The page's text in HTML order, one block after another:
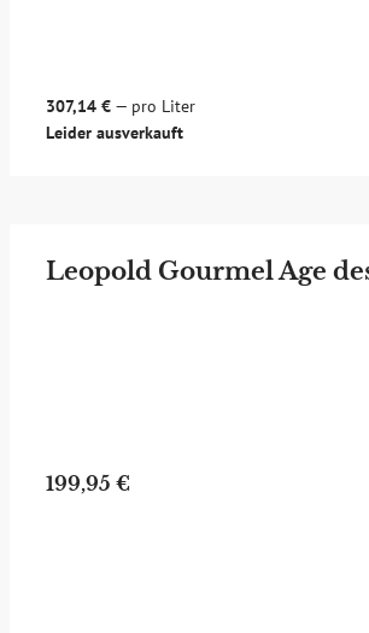
307,14 € — pro Liter
Leider ausverkauft
Leopold Gourmel Age
199,95 €